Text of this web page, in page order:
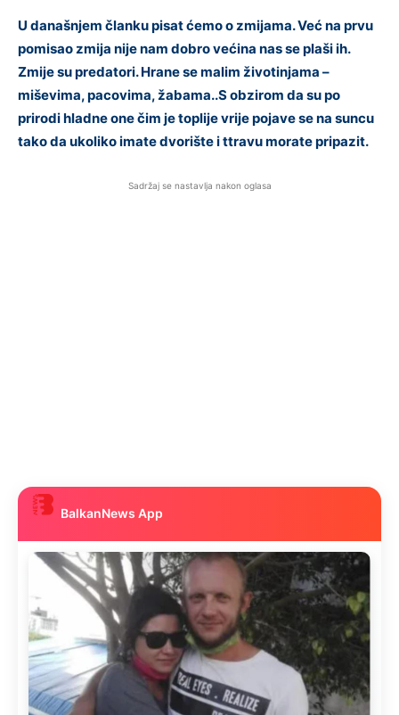
U današnjem članku pisat ćemo o zmijama. Već na prvu
pomisao zmija nije nam dobro većina nas se plaši ih.
Zmije su predatori. Hrane se malim životinjama –
miševima, pacovima, žabama..S obzirom da su po
prirodi hladne one čim je toplije vrije pojave se na suncu
tako da ukoliko imate dvorište i ttravu morate pripazit.
Sadržaj se nastavlja nakon oglasa
BalkanNews App